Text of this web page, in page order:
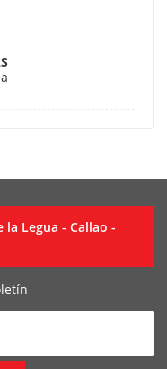
la Legua - Callao -